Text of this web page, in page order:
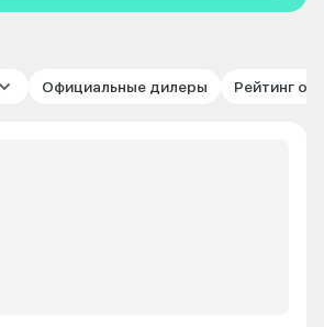
Официальные дилеры Рейтинг